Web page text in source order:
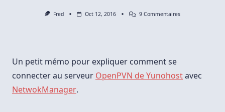
Fred Oct 12, 2016 9 CommentairesSur
Avec
NetworkManager
Un petit mémo pour expliquer comment se
connecter au serveur OpenPVN de Yunohostavec
NetwokManager.